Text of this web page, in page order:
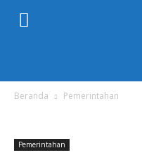
Beranda Pemerintahan
Pemerintahan